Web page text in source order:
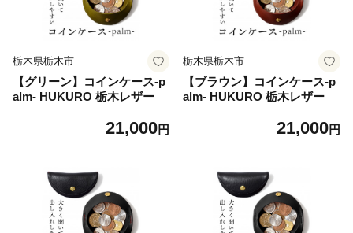
栃木県栃木市
【グリーン】コインケース-p
alm- HUKURO 栃木レザー
21,000円
栃木県栃木市
【ブラウン】コインケース-p
alm- HUKURO 栃木レザー
21,000円